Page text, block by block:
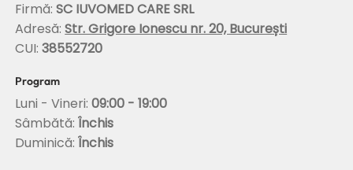
Program
Luni - Vineri:09:00 - 19:00
Sâmbătă:Închis
Duminică: Închis
Firmă:SC IUVOMED CARE SRL
Adresă:Str. Grigore Ionescu nr. 20, București
CUI:38552720